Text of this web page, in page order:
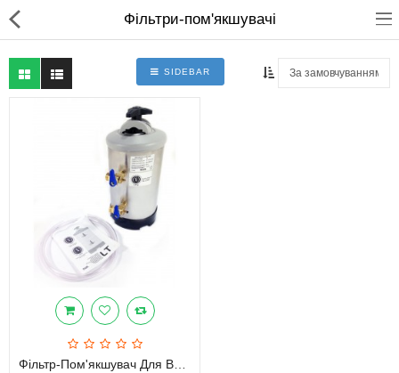
Для магазинів
Для закладів харчування
Професійний посуд
Системи опалення
Системи кондиціонування
професійна хімія
Фільтри-пом'якшувачі
SIDEBAR